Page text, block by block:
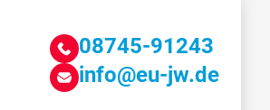
08745-91243
info@eu-jw.de